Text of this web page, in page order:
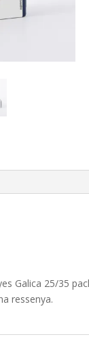
Galica 25/35
ressenya.